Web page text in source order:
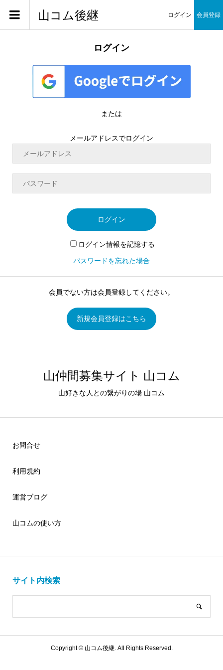
山コム後継 ログイン 会員登録
ログイン
または
メールアドレスでログイン
ログイン
ログイン情報を記憶する
パスワードを忘れた場合
会員でない方は会員登録してください。
新規会員登録はこちら
山仲間募集サイト 山コム
山好きな人との繋がりの場 山コム
お問合せ
利用規約
運営ブログ
山コムの使い方
サイト内検索
Copyright ©山コム後継. All Rights Reserved.